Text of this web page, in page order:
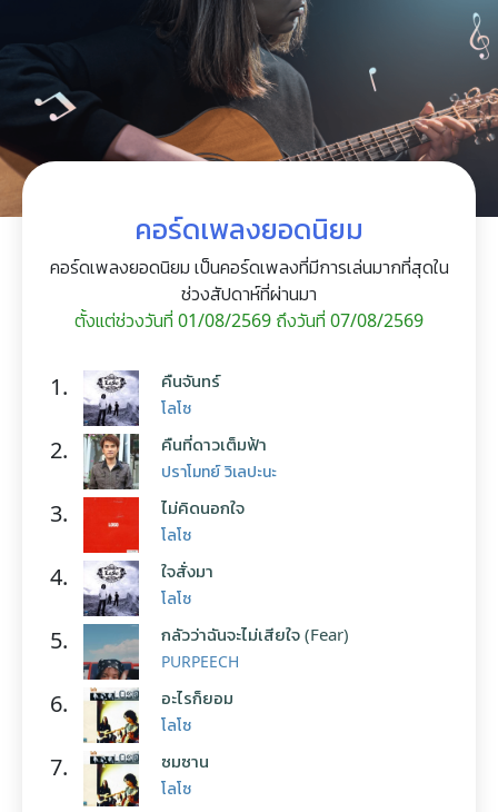
คอร์ดเพลงยอดนิยม
คอร์ดเพลงยอดนิยม เป็นคอร์ดเพลงที่มีการเล่นมากที่สุดใน
ช่วงสัปดาห์ที่ผ่านมา
ตั้งแต่ช่วงวันที่ 01/08/2569 ถึงวันที่ 07/08/2569
1. คืนจันทร์
โลโซ
2. คืนที่ดาวเต็มฟ้า
ปราโมทย์ วิเลปะนะ
3. ไม่คิดนอกใจ
โลโซ
4. ใจสั่งมา
โลโซ
5. กลัวว่าฉันจะไม่เสียใจ (Fear)
PURPEECH
6. อะไรก็ยอม
โลโซ
7. ซมซาน
โลโซ